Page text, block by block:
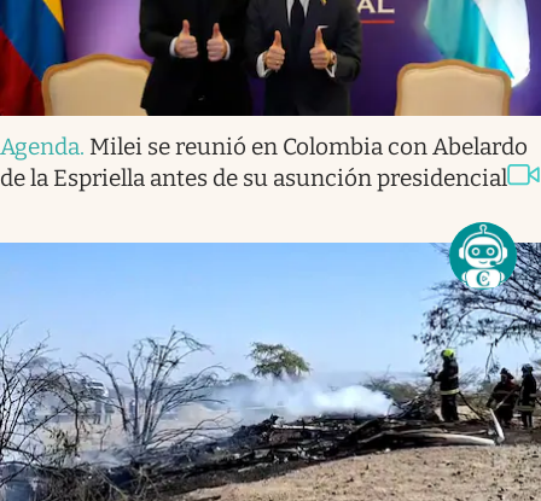
Agenda. Milei se reunió en Colombia con Abelardo
de la Espriella antes de su asunción presidencial